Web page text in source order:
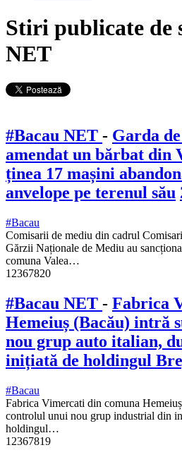
Stiri publicate de
NET
#Bacau NET - Garda
amendat un bărbat din
ținea 17 mașini
anvelope pe terenul său
#Bacau
Comisarii de mediu din cadrul
Gărzii Naționale de Mediu au
comuna Valea…
12367820
#Bacau NET - Fabrica
Hemeiuș (Bacău) intră
nou grup auto italian,
inițiată de holdingul
#Bacau
Fabrica Vimercati din comuna
controlul unui nou grup industrial din
holdingul…
12367819